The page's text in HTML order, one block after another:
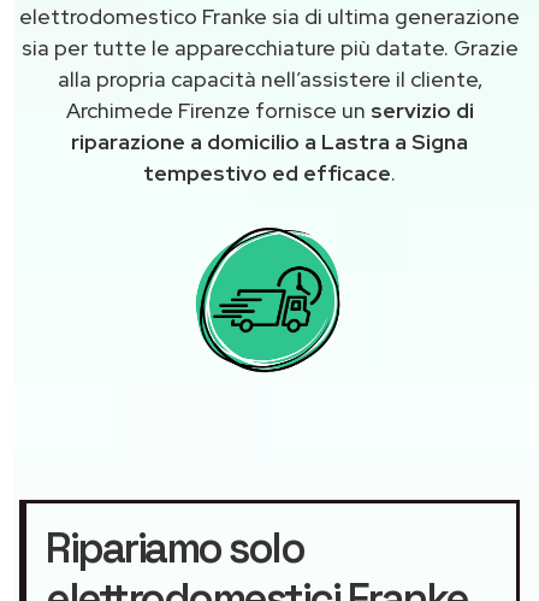
elettrodomestico Franke sia di ultima generazione
sia per tutte le apparecchiature più datate. Grazie
alla propria capacità nell’assistere il cliente,
Archimede Firenze fornisce un servizio di
riparazione a domicilio a Lastra a Signa
tempestivo ed efficace.
Ripariamo solo